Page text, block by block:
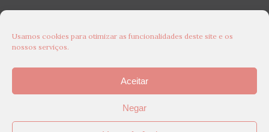
Usamos cookies para otimizar as funcionalidades deste site e os
nossos serviços.
Aceitar
Negar